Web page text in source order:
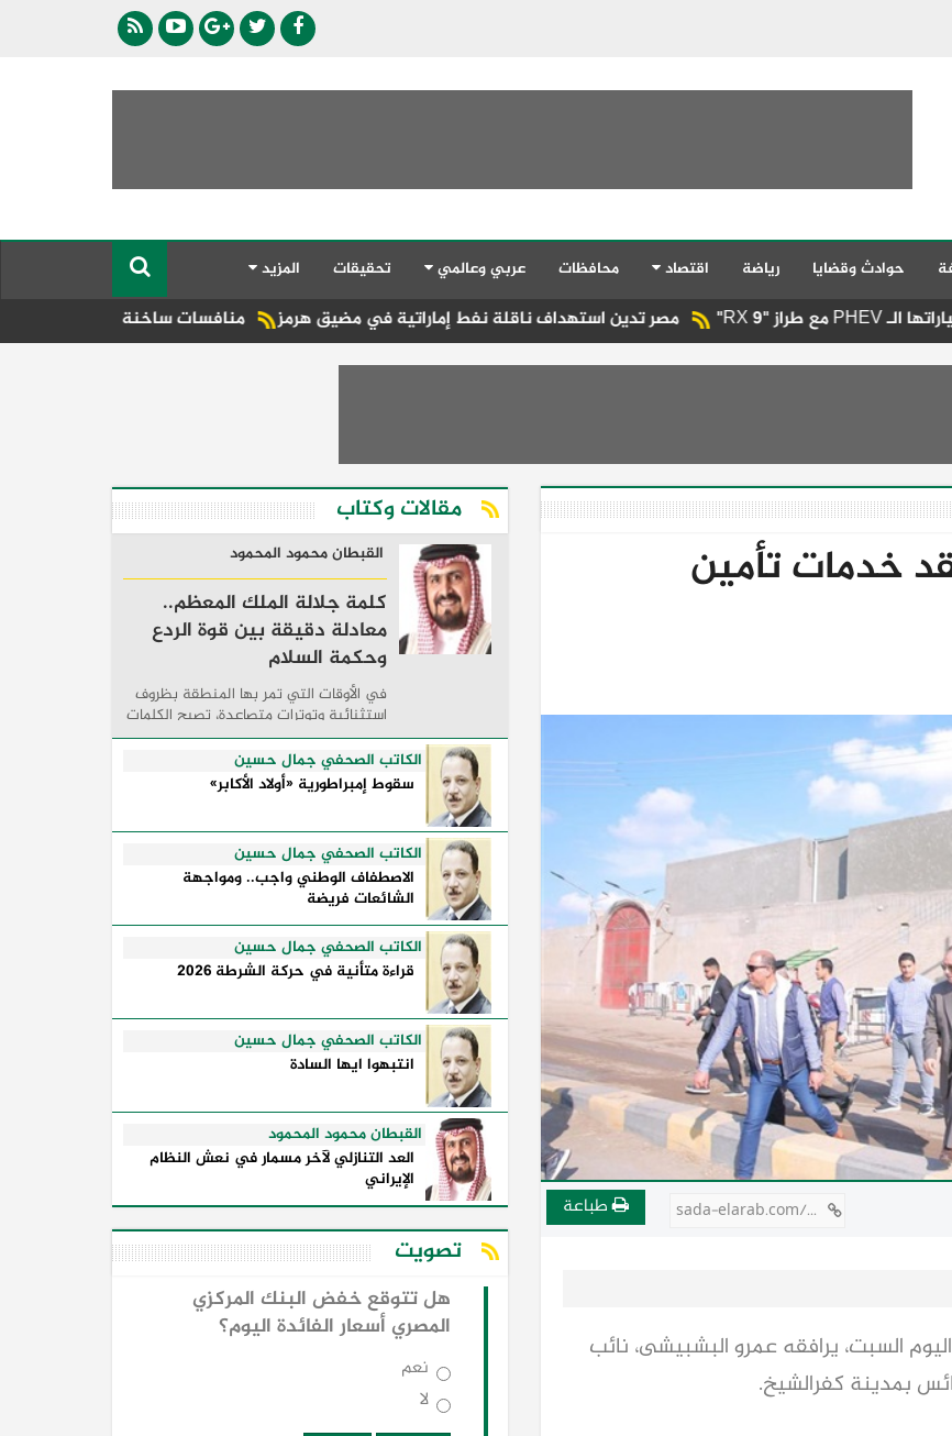
حوادث وقضايا رياضة اقتصاد محافظات عربي وعالمي تحقيقات المزيد
منافسات ساخنة ، وطرازات جديدة .. مصر تدين استهداف ناقلة نفط إماراتية في مضيق هرمز
خدمات تأمين
طباعة sada-elarab.com/711745
السبت، يرافقه عمرو البشبيشى، نائب
بمدينة كفرالشيخ.
مقالات وكتاب
القبطان محمود المحمود
كلمة جلالة الملك المعظم..
معادلة دقيقة بين قوة الردع
وحكمة السلام
في الأوقات التي تمر بها المنطقة بظروف
استثنائية وتوترات متصاعدة، تصبح الكلمات
السياسية أكثر من مجرد مواقف معلنة؛ فهي
تكشف طريقة تفكير الدول، وكيفية إدارتها
للأزمات، والحدود التي تفصل بين القوة ...
الكاتب الصحفي جمال حسين
سقوط إمبراطورية «أولاد الأكابر»
الكاتب الصحفي جمال حسين
الاصطفاف الوطني واجب.. ومواجهة
الشائعات فريضة
الكاتب الصحفي جمال حسين
قراءة متأنية في حركة الشرطة 2026
الكاتب الصحفي جمال حسين
انتبهوا ايها السادة
القبطان محمود المحمود
العد التنازلي لآخر مسمار في نعش النظام
الإيراني
تصويت
هل تتوقع خفض البنك المركزي
المصري أسعار الفائدة اليوم؟
نعم
لا